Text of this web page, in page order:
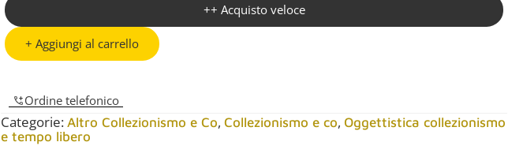
++ Acquisto veloce
+ Aggiungi al carrello
Ordine telefonico
Categorie: Altro Collezionismo e Co, Collezionismo e co, Oggettistica collezionismo
e tempo libero